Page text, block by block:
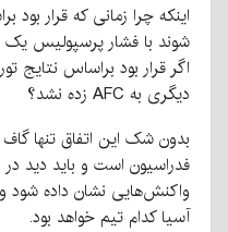
اینکه چرا زمانی که قرار
شوند با فشار پرسپولیس یک
اگر قرار بود براساس نتایج
دیگری به AFC زده نشد؟
بدون شک این اتفاق تنها
فدراسیون است و باید دید در
واکنش‌هایی نشان داده شود و
آسیا کدام تیم خواهد بود.